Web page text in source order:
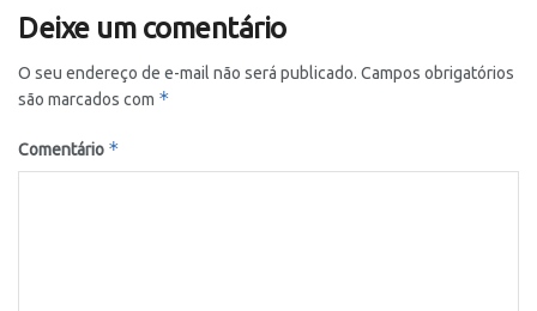
Deixe um comentário
O seu endereço de e-mail não será publicado. Campos obrigatórios
são marcados com *
Comentário *